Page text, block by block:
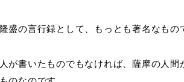
盛の言行録として、もっとも著名なもの
が書いたものでもなければ、薩摩の人